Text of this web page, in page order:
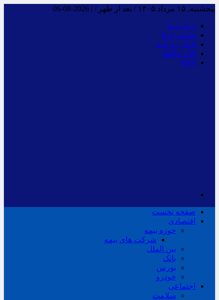
پنجشنبه, ۱۵ مرداد ۱۴۰۵ / بعد از ظهر / |
2026-08-06
درباره ما
تماس با ما
فـال روزانـه
فال حافظ
RSS
صفحه نخست
اقتصادی
حوزه بیمه
شرکت های بیمه
بین الملل
بانک
بورس
خودرو
اجتماعی
سلامت